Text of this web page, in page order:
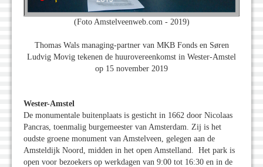
(Foto Amstelveenweb.com - 2019)
Thomas Wals managing-partner van MKB Fonds en Søren
Ludvig Movig tekenen de huurovereenkomst in Wester-Amstel
op 15 november 2019
Wester-Amstel
De monumentale buitenplaats is gesticht in 1662 door Nicolaas
Pancras, toenmalig burgemeester van Amsterdam. Zij is het
oudste groene monument van Amstelveen, gelegen aan de
Amsteldijk Noord, midden in het open Amstelland. Het park is
open voor bezoekers op werkdagen van 9:00 tot 16:30 en in de